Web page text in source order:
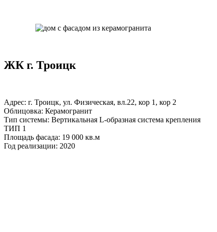
ЖК г. Троицк
Адрес: г. Троицк, ул. Физическая, вл.22, кор 1, кор 2
Облицовка: Керамогранит
Тип системы: Вертикальная L-образная система крепления
ТИП 1
Площадь фасада: 19 000 кв.м
Год реализации: 2020